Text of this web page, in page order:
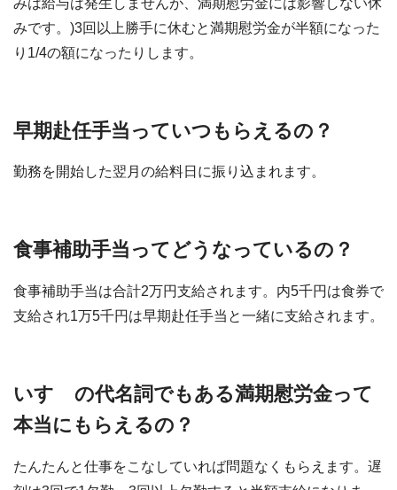
みです。)3回以上勝手に休むと満期慰労金が半額になった
り1/4の額になったりします。
早期赴任手当っていつもらえるの？
勤務を開始した翌月の給料日に振り込まれます。
食事補助手当ってどうなっているの？
食事補助手当は合計2万円支給されます。内5千円は食券で
支給され1万5千円は早期赴任手当と一緒に支給されます。
いすゞの代名詞でもある満期慰労金って
本当にもらえるの？
たんたんと仕事をこなしていれば問題なくもらえます。遅